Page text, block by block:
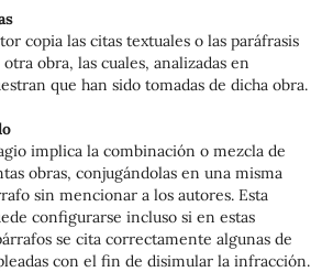
copia las citas textuales o las paráfrasis
obra, las cuales, analizadas en
que han sido tomadas de dicha obra.
implica la combinación o mezcla de
obras, conjugándolas en una misma
sin mencionar a los autores. Esta
configurarse incluso si en estas
se cita correctamente algunas de
con el fin de disimular la infracción.